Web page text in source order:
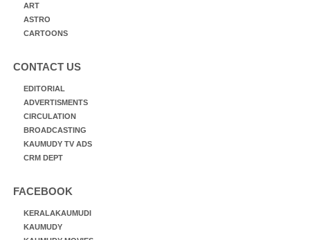
ART
ASTRO
CARTOONS
CONTACT US
EDITORIAL
ADVERTISMENTS
CIRCULATION
BROADCASTING
KAUMUDY TV ADS
CRM DEPT
FACEBOOK
KERALAKAUMUDI
KAUMUDY